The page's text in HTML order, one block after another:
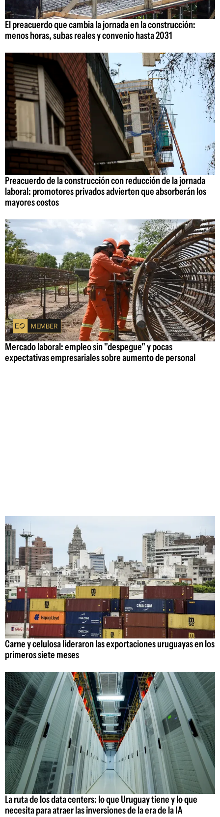
El preacuerdo que cambia la jornada en la construcción:
menos horas, subas reales y convenio hasta 2031
Preacuerdo de la construcción con reducción de la jornada
laboral: promotores privados advierten que absorberán los
mayores costos
Mercado laboral: empleo sin "despegue" y pocas
expectativas empresariales sobre aumento de personal
Carne y celulosa lideraron las exportaciones uruguayas en los
primeros siete meses
La ruta de los data centers: lo que Uruguay tiene y lo que
necesita para atraer las inversiones de la era de la IA